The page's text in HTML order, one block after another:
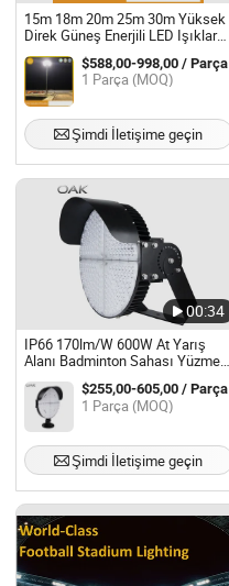
15m 18m 20m 25m 30m Yüksek
Direk Güneş Enerjili LED Işıklar
ile LED Projeksiyon Işıkları
$588,00-998,00 / Parça
1 Parça (MOQ)
Şimdi İletişime geçin
00:34
IP66 170lm/W 600W At Yarış
Alanı Badminton Sahası Yüzme
Havuzu Aydınlatma LED Spor
Işığı
$255,00-605,00 / Parça
1 Parça (MOQ)
Şimdi İletişime geçin